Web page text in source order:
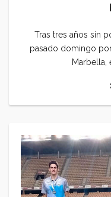
Tras tres años sin
pasado domingo
Marbella,